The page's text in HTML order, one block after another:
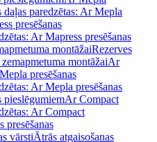
daļas paredzētas: Ar Mepla
presēšanas
Ar Mapress presēšanas
montāžaiRezerves
montāžaiAr
presēšanas
Ar Mepla presēšanas
pieslēgumiemAr Compact
Ar Compact
presēšanas
vārstiĀtrās atgaisošanas